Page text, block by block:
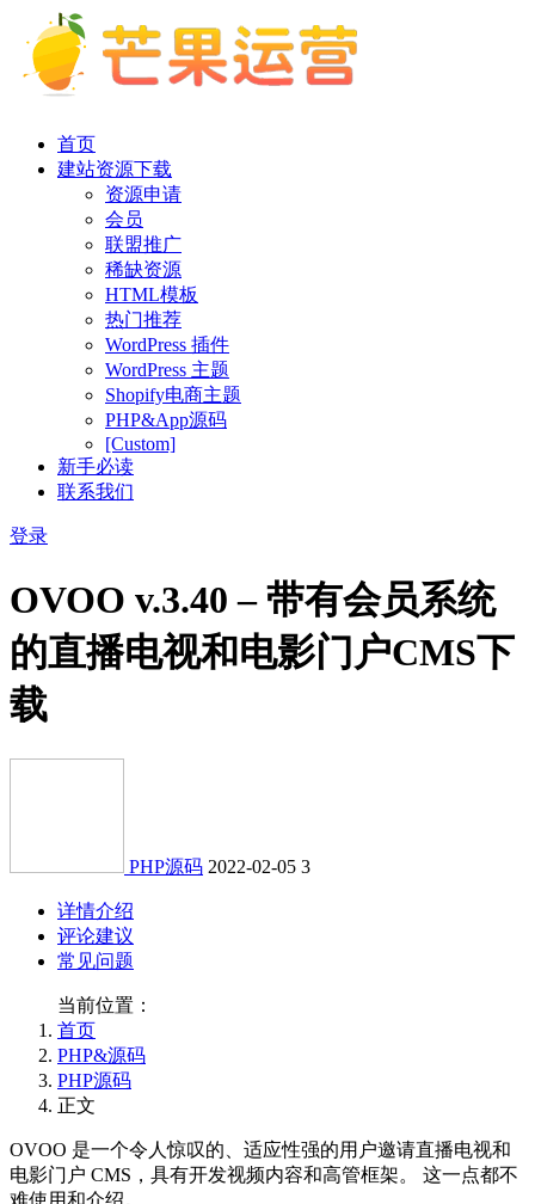
首页
建站资源下载
资源申请
会员
联盟推广
稀缺资源
HTML模板
热门推荐
WordPress 插件
WordPress 主题
Shopify电商主题
PHP&App源码
[Custom]
新手必读
联系我们
登录
OVOO v.3.40 – 带有会员系统
的直播电视和电影门户CMS下
载
PHP源码 2022-02-05 3
详情介绍
评论建议
常见问题
当前位置：
首页
PHP&源码
PHP源码
正文
OVOO 是一个令人惊叹的、适应性强的用户邀请直播电视和
电影门户 CMS，具有开发视频内容和高管框架。 这一点都不
难使用和介绍。